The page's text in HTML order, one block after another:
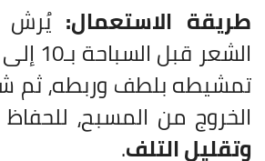
طريقة الاستعمال: يُرش
تمشيطه بلطف وربطه، ثم
الخروج من المسبح،
وتقليل التلف.